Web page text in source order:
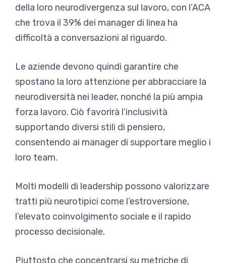
della loro neurodivergenza sul lavoro, con l’ACA
che trova il 39% dei manager di linea ha
difficoltà a conversazioni al riguardo.
Le aziende devono quindi garantire che
spostano la loro attenzione per abbracciare la
neurodiversità nei leader, nonché la più ampia
forza lavoro. Ciò favorirà l’inclusività
supportando diversi stili di pensiero,
consentendo ai manager di supportare meglio i
loro team.
Molti modelli di leadership possono valorizzare
tratti più neurotipici come l’estroversione,
l’elevato coinvolgimento sociale e il rapido
processo decisionale.
Piuttosto che concentrarsi su metriche di